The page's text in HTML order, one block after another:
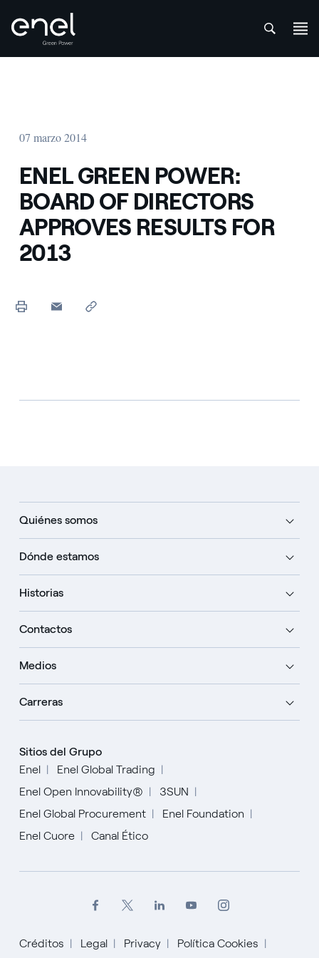
07 marzo 2014
ENEL GREEN POWER:
BOARD OF DIRECTORS
APPROVES RESULTS FOR
2013
Quiénes somos
Dónde estamos
Historias
Contactos
Medios
Carreras
Sitios del Grupo
Enel
Enel Global Trading
Enel Open Innovability®
3SUN
Enel Global Procurement
Enel Foundation
Enel Cuore
Canal Ético
Créditos Legal Privacy Política Cookies